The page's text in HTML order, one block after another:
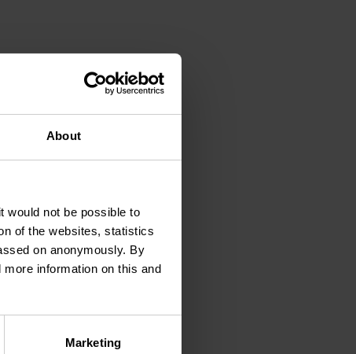
About
would not be possible to
of the websites, statistics
on anonymously. By
information on this and
Marketing